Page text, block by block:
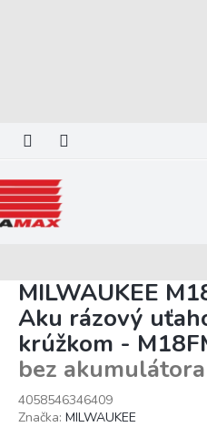
MILWAUKEE
Aku rázový
krúžkom -
bez akumulátora
4058546346409
Značka: MILWAUKEE